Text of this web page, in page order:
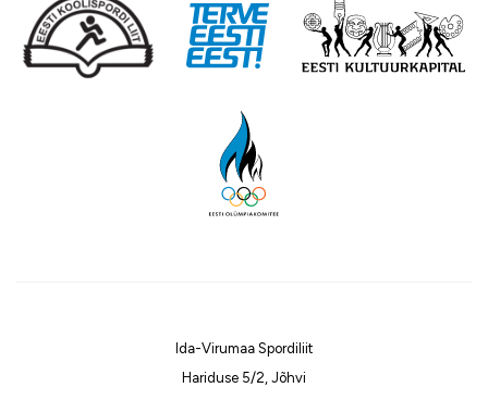
Ida-Virumaa Spordiliit
Hariduse 5/2, Jõhvi